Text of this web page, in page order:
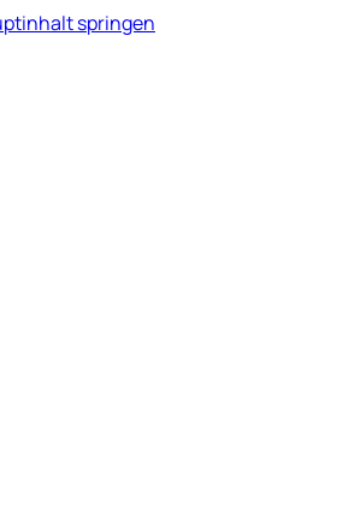
springen